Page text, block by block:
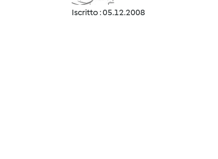
Iscritto : 05.12.2008